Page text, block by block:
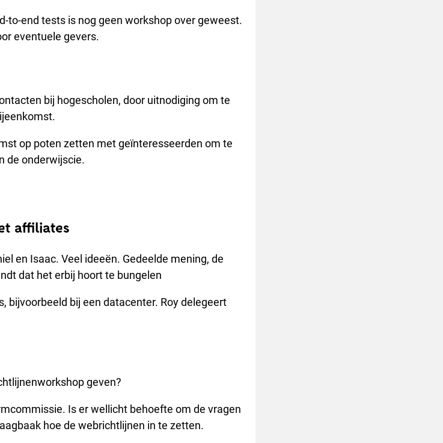
to-end tests is nog geen workshop over geweest.
eventuele gevers.
bij hogescholen, door uitnodiging om te
op poten zetten met geïnteresseerden om te
de onderwijscie.
affiliates
en Isaac. Veel ideeën. Gedeelde mening, de
dat het erbij hoort te bungelen
bijvoorbeeld bij een datacenter. Roy delegeert
geven?
Is er wellicht behoefte om de vragen
hoe de webrichtlijnen in te zetten.